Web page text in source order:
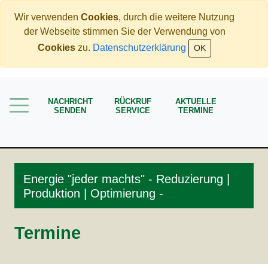
Wir verwenden Cookies, durch die weitere Nutzung
der Webseite stimmen Sie der Verwendung von
Cookies zu. Datenschutzerklärung OK
NACHRICHT
SENDEN
RÜCKRUF
SERVICE
AKTUELLE
TERMINE
Mehr Geld verdienen
Meine Angebote
Energie "jeder machts" - Reduzierung |
Produktion | Optimierung -
Termine